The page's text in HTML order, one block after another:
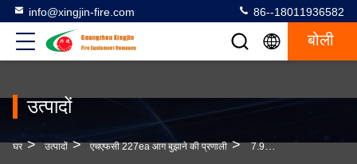
info@xingjin-fire.com 86--18011936582
बोली
उत्पादों
घर > उत्पादों > एचएफसी 227ea आग बुझाने की प्रणाली > 7.9% Hfc 227Ea अग्निशमन प्रणाली 2.5 M3/Kg डिस्चार्ज वॉल्यूम 7M रेंज